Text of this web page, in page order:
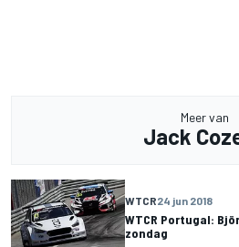
Meer van
Jack
WTCR24 jun 2018
WTCR Portugal:
zondag